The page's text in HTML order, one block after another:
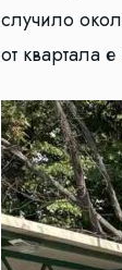
случило
от квартала